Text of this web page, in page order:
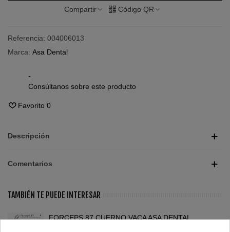
Compartir Código QR
Referencia: 004006013
Marca: Asa Dental
-
Consúltanos sobre este producto
Favorito 0
Descripción
Comentarios
TAMBIÉN TE PUEDE INTERESAR
FORCEPS 87 CUERNO VACA ASA DENTAL